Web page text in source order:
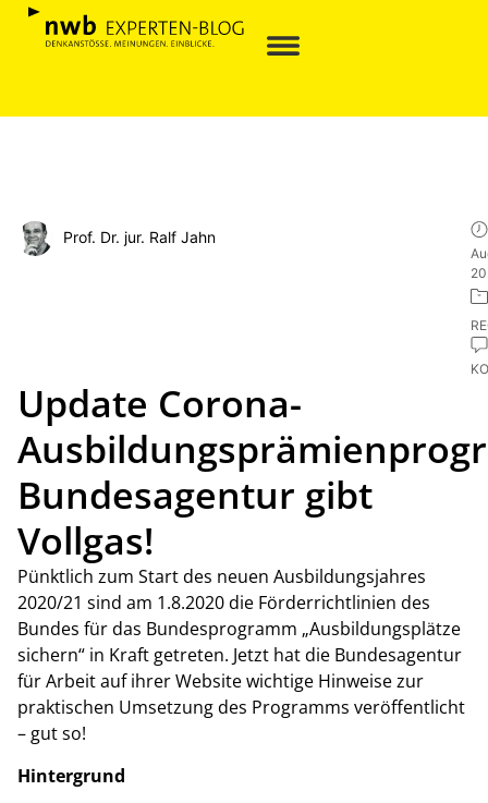
Prof. Dr. jur. Ralf Jahn
Update Corona-
Bundesagentur gibt
Vollgas!
Pünktlich zum Start des neuen Ausbildungsjahres
2020/21 sind am 1.8.2020 die Förderrichtlinien des
Bundes für das Bundesprogramm „Ausbildungsplätze
sichern“ in Kraft getreten. Jetzt hat die Bundesagentur
für Arbeit auf ihrer Website wichtige Hinweise zur
praktischen Umsetzung des Programms veröffentlicht
– gut so!
Hintergrund